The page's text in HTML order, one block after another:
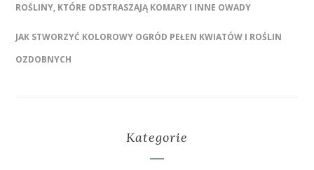
ROŚLINY, KTÓRE ODSTRASZAJĄ KOMARY I INNE OWADY
JAK STWORZYĆ KOLOROWY OGRÓD PEŁEN KWIATÓW I ROŚLIN
OZDOBNYCH
Kategorie